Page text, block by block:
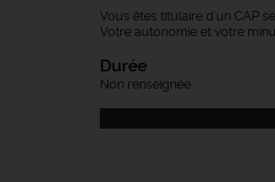
Vous êtes titulaire d'un CAP
Votre autonomie et votre
Durée
Non renseignée